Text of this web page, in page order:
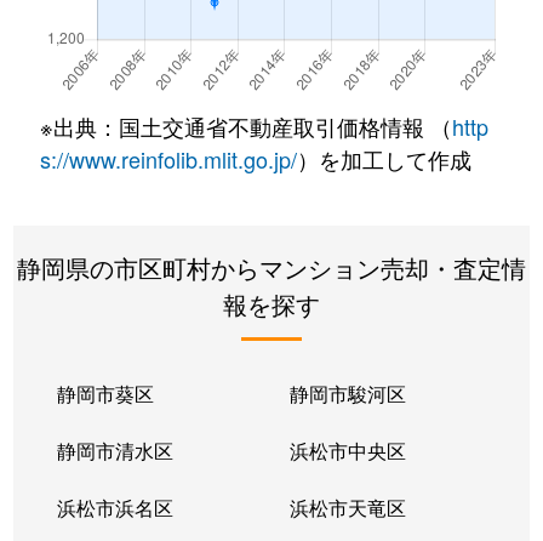
南町
400万円 静岡
徒歩4分
八幡
4,300万円 静岡 徒歩11分
※出典：国土交通省不動産取引価格情報 （http
s://www.reinfolib.mlit.go.jp/）を加工して作成
静岡県の市区町村からマンション売却・査定情
報を探す
静岡市葵区 静岡市駿河区
静岡市清水区 浜松市中央区
浜松市浜名区 浜松市天竜区